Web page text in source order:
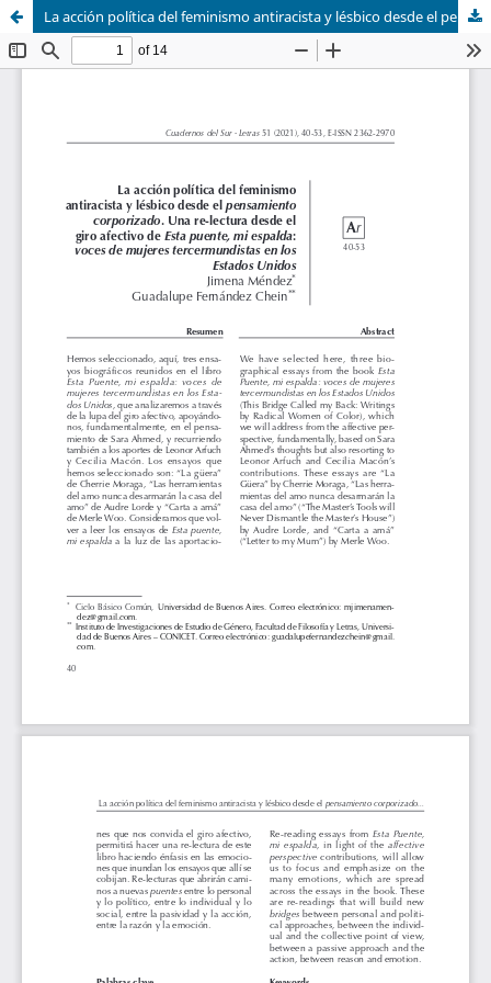
La acción política del feminismo antiracista y lésbico desde el pensamiento corporizado. Una re-lectura desde el giro afectivo de Esta puente, mi espalda: voces de mujeres tercermundistas en los Estados Unidos